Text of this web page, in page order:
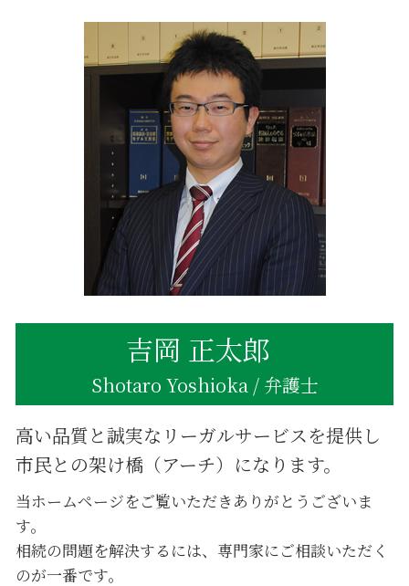
相続 意味
相続 相談 目黒区
相続 売却 税金
相続 受け取らない
相続 相談 品川区
相続 どこまで
不動産相続 世田谷区
不動産相続
相続 不動産売却 税金
不動産相続 期限
不動産相続 確定申告
不動産相続 手続き
不動産相続登記 登録免許税
不動産相続登記 法務局
相続 不動産 名義変更
不動産相続登記 必要書類 法務局
吉岡 正太郎
Shotaro Yoshioka / 弁護士
高い品質と誠実なリーガルサービスを提供し
市民との架け橋（アーチ）になります。
当ホームページをご覧いただきありがとうございま
す。
相続の問題を解決するには、専門家にご相談いただく
のが一番です。